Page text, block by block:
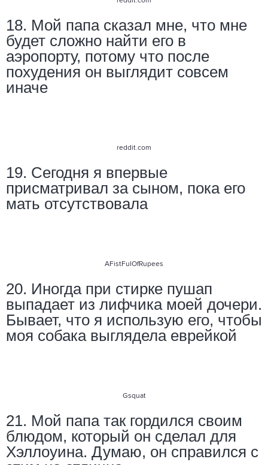
18. Мой папа сказал мне, что мне
будет сложно найти его в
аэропорту, потому что после
похудения он выглядит совсем
иначе
reddit.com
19. Сегодня я впервые
присматривал за сыном, пока его
мать отсутствовала
AFistFulOfRupees
20. Иногда при стирке пушап
выпадает из лифчика моей дочери.
Бывает, что я использую его, чтобы
моя собака выглядела еврейкой
Gsquat
21. Мой папа так гордился своим
блюдом, который он сделал для
Хэллоуина. Думаю, он справился с